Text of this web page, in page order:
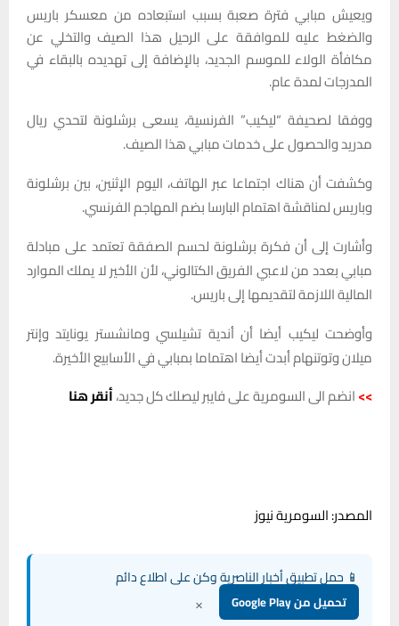
ويعيش مبابي فترة صعبة بسبب استبعاده من معسكر باريس
والضغط عليه للموافقة على الرحيل هذا الصيف والتخلي عن
مكافأة الولاء للموسم الجديد، بالإضافة إلى تهديده بالبقاء في
المدرجات لمدة عام.
ووفقا لصحيفة “ليكيب” الفرنسية، يسعى برشلونة لتحدي ريال
مدريد والحصول على خدمات مبابي هذا الصيف.
وكشفت أن هناك اجتماعا عبر الهاتف، اليوم الإثنين، بين برشلونة
وباريس لمناقشة اهتمام البارسا بضم المهاجم الفرنسي.
وأشارت إلى أن فكرة برشلونة لحسم الصفقة تعتمد على مبادلة
مبابي بعدد من لاعبي الفريق الكتالوني، لأن الأخير لا يملك الموارد
المالية اللازمة لتقديمها إلى باريس.
وأوضحت ليكيب أيضا أن أندية تشيلسي ومانشستر يونايتد وإنتر
ميلان وتوتنهام أبدت أيضا اهتماما بمبابي في الأسابيع الأخيرة.
>>انضم الى السومرية على فايبر ليصلك كل جديد،أنقر هنا
المصدر: السومرية نيوز
📱 حمل تطبيق أخبار الناصرية وكن على اطلاع دائم
تحميل من Google Play ×